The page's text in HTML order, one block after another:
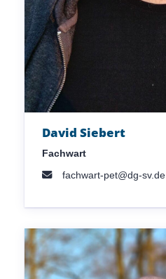
David Siebert
Fachwart
fachwart-pet@dg-sv.de